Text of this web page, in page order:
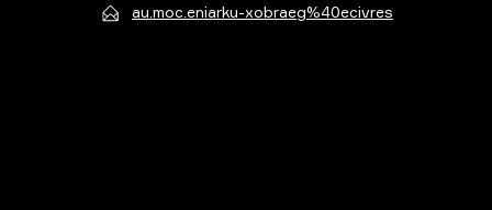
au.moc.eniarku-xobraeg%40ecivres